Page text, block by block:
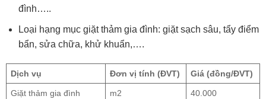
đình…..
Loại hạng mục giặt thảm gia đình: giặt sạch sâu, tẩy điểm
bẩn, sửa chữa, khử khuẩn,….
Dịch vụ Đơn vị tính (ĐVT) Giá (đồng/ĐVT)
Giặt thảm gia đình m2 40.000